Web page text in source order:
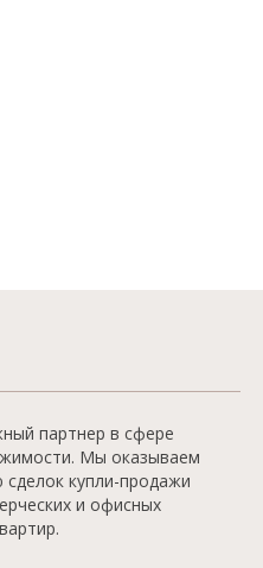
партнер в сфере
Мы оказываем
купли-продажи
и офисных